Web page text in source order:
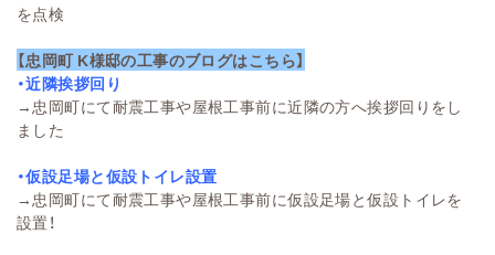
を点検
【忠岡町 K様邸の工事のブログはこちら】
・近隣挨拶回り
→ 忠岡町にて耐震工事や屋根工事前に近隣の方へ挨拶回りをし
ました
・仮設足場と仮設トイレ設置
→ 忠岡町にて耐震工事や屋根工事前に仮設足場と仮設トイレを
設置！